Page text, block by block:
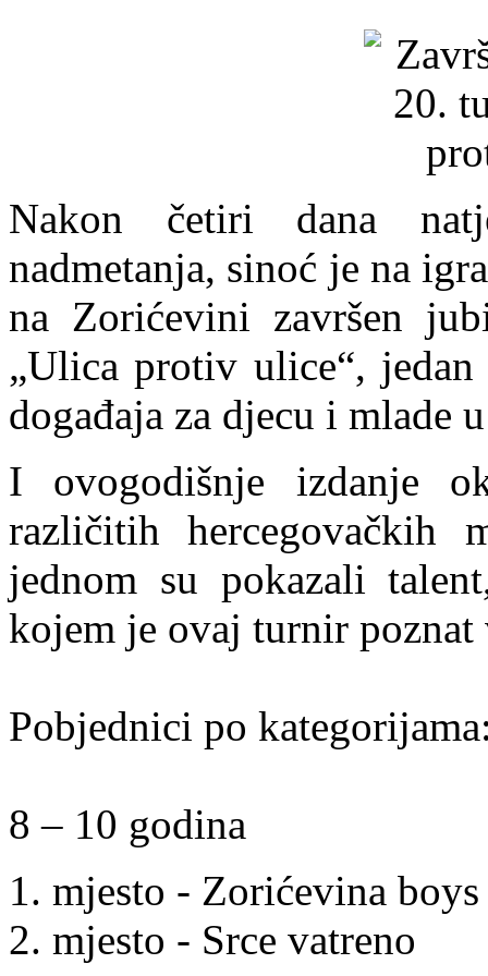
Nakon četiri dana
nadmetanja, sinoć je na
na Zorićevini završen
„Ulica protiv ulice“,
događaja za djecu i mlade
I ovogodišnje izdanje
različitih hercegovačkih
jednom su pokazali
kojem je ovaj turnir poznat
Pobjednici po
8 – 10 godina
1. mjesto - Zorićevina boys
2. mjesto - Srce vatreno